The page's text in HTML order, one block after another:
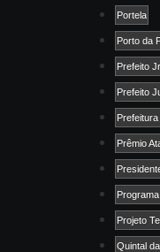
Portela
Porto da
Prefeito
Prefeito
Prêmio
Projeto
Quintal